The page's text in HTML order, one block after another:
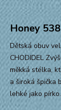
Honey
Dětská obuv
CHODIDEL
měkká stélka,
a široká špička
lehké jako